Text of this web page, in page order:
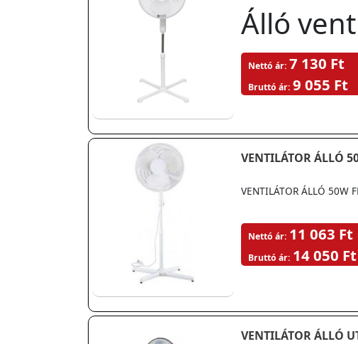
Álló
Nettó ár: 7 130 Ft
Bruttó ár: 9 055 Ft
VENTILÁTOR ÁLLÓ
VENTILÁTOR ÁLLÓ 50W
Nettó ár: 11 063 Ft
Bruttó ár: 14 050 Ft
VENTILÁTOR ÁLLÓ